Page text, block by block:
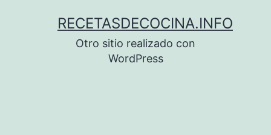
RECETASDECOCINA.INFO
Otro sitio realizado con
WordPress